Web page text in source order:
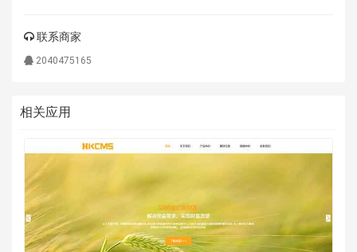
联系商家
2040475165
相关应用